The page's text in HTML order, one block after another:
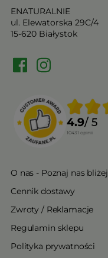
ENATURALNIE
ul. Elewatorska 29C/4
15-620 Białystok
4.9/ 5
10431 opinii
O nas - Poznaj nas bliżej
Cennik dostawy
Zwroty / Reklamacje
Regulamin sklepu
Polityka prywatności